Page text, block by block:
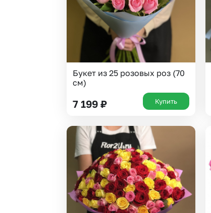
Букет из 25 розовых роз (70
см)
7 199 ₽ Купить